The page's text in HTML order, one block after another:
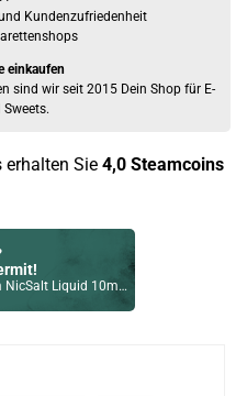
Kundenzufriedenheit
einkaufen
sind wir seit 2015 Dein Shop für E-
erhalten Sie 4,0 Steamcoins
Liquid 10ml / 20mg
by History Juice 10ml / 20mg